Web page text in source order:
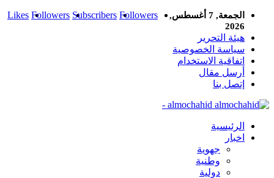
Likes Followers Subscribers Followers
الجمعة, 7 أغسطس,
2026
هيئة التحرير
سياسة الخصوصية
اتفاقية الاستخدام
أرسل مقال
إتصل بنا
almochahid -
الرئيسية
اخبار
جهوية
وطنية
دولية